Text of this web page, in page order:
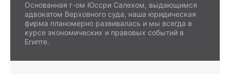
Основанная г-ом Юссри Салехом, выдающимся
адвокатом Верховного суда, наша юридическая
фирма планомерно развивалась и мы всегда в
курсе экономических и правовых событий в
Египте.